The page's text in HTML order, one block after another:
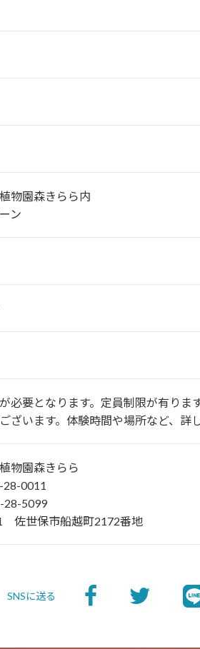
物園森きらら内
ン
必要となります。定員制限が有り
ざいます。体験時間や場所など、詳
物園森きらら
28-0011
28-5099
佐世保市船越町2172番地
SNSに送る